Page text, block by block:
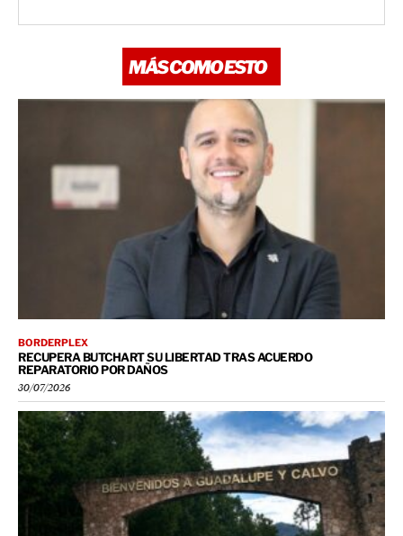
MÁS COMO ESTO
BORDERPLEX
RECUPERA BUTCHART SU LIBERTAD TRAS ACUERDO
REPARATORIO POR DAÑOS
30/07/2026